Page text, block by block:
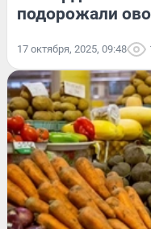
подорожали
17 октября, 2025, 09:48